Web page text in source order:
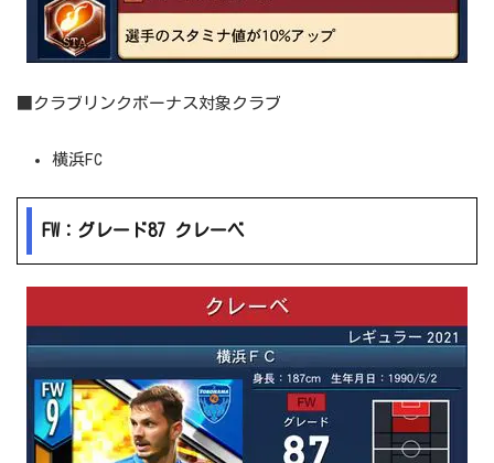
■クラブリンクボーナス対象クラブ
横浜FC
FW：グレード87 クレーベ